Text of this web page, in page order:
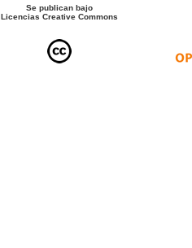
Se publican bajo
Licencias Creative Commons